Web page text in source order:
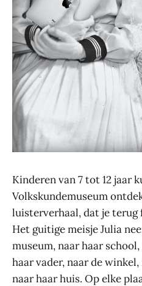
Kinderen van 7 tot 12 jaar
Volkskundemuseum
luisterverhaal, dat je terug
Het guitige meisje Julia
museum, naar haar
haar vader, naar de
naar haar huis. Op elke